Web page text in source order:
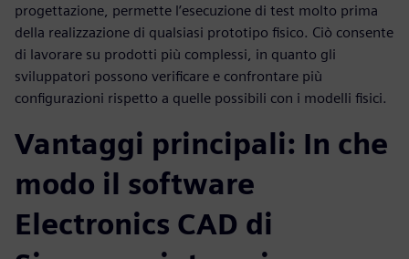
progettazione, permette l’esecuzione di test molto prima
della realizzazione di qualsiasi prototipo fisico. Ciò consente
di lavorare su prodotti più complessi, in quanto gli
sviluppatori possono verificare e confrontare più
configurazioni rispetto a quelle possibili con i modelli fisici.
Vantaggi principali: In che
modo il software
Electronics CAD di